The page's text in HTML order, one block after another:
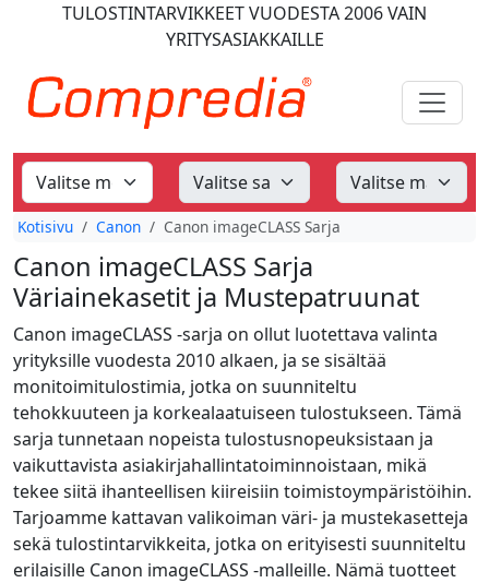
TULOSTINTARVIKKEETVUODESTA 2006VAIN
YRITYSASIAKKAILLE
Kotisivu Canon Canon imageCLASS Sarja
Canon imageCLASS Sarja
Väriainekasetit ja Mustepatruunat
Canon imageCLASS -sarja on ollut luotettava valinta
yrityksille vuodesta 2010 alkaen, ja se sisältää
monitoimitulostimia, jotka on suunniteltu
tehokkuuteen ja korkealaatuiseen tulostukseen. Tämä
sarja tunnetaan nopeista tulostusnopeuksistaan ja
vaikuttavista asiakirjahallintatoiminnoistaan, mikä
tekee siitä ihanteellisen kiireisiin toimistoympäristöihin.
Tarjoamme kattavan valikoiman väri- ja mustekasetteja
sekä tulostintarvikkeita, jotka on erityisesti suunniteltu
erilaisille Canon imageCLASS -malleille. Nämä tuotteet